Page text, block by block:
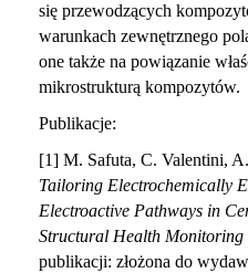
się przewodzących
warunkach zewnętrznego
one także na powiązanie
mikrostrukturą kompozytów.
Publikacje:
[1] M. Safuta, C. Valentini,
Tailoring Electrochemically
Electroactive Pathways in
Structural Health Monitoring
publikacji: złożona do